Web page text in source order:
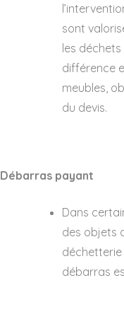
sont
les
différence
meubles,
du devis.
Débarras payant
Dans
des objets
déchetterie
débarras